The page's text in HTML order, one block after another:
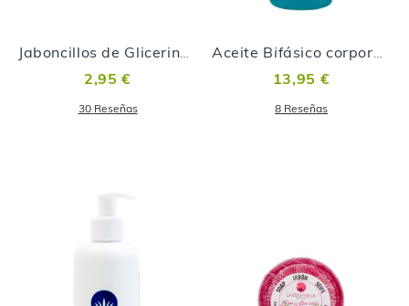
Jaboncillos de Glicerina Aloe Vera
2,95 €
30 Reseñas
Aceite Bifásico corporal con Aloe Vera
13,95 €
8 Reseñas